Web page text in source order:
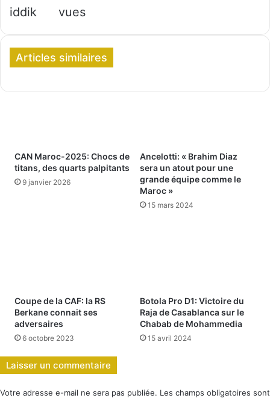
iddik vues
Articles similaires
CAN Maroc-2025: Chocs de
titans, des quarts palpitants
9 janvier 2026
Ancelotti: « Brahim Diaz
sera un atout pour une
grande équipe comme le
Maroc »
15 mars 2024
Coupe de la CAF: la RS
Berkane connait ses
adversaires
6 octobre 2023
Botola Pro D1: Victoire du
Raja de Casablanca sur le
Chabab de Mohammedia
15 avril 2024
Laisser un commentaire
Votre adresse e-mail ne sera pas publiée. Les champs obligatoires sont